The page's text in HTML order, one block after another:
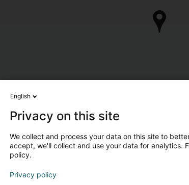
English
Privacy on this site
We collect and process your data on this site to
accept, we'll collect and use your data for analytics.
policy.
Privacy policy